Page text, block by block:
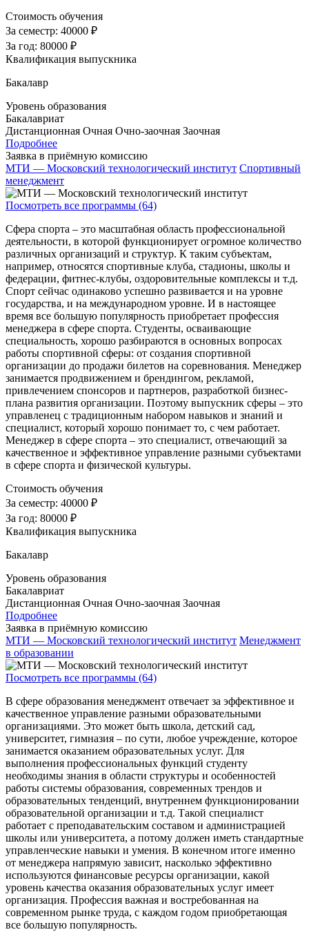
Стоимость обучения
За семестр: 40000 ₽
За год: 80000 ₽
Квалификация выпускника
Бакалавр
Уровень образования
Бакалавриат
Дистанционная Очная Очно-заочная Заочная
Подробнее
Заявка в приёмную комиссию
МТИ — Московский технологический институт Спортивный
менеджмент
Посмотреть все программы (64)
Сфера спорта – это масштабная область профессиональной
деятельности, в которой функционирует огромное количество
различных организаций и структур. К таким субъектам,
например, относятся спортивные клуба, стадионы, школы и
федерации, фитнес-клубы, оздоровительные комплексы и т.д.
Спорт сейчас одинаково успешно развивается и на уровне
государства, и на международном уровне. И в настоящее
время все большую популярность приобретает профессия
менеджера в сфере спорта. Студенты, осваивающие
специальность, хорошо разбираются в основных вопросах
работы спортивной сферы: от создания спортивной
организации до продажи билетов на соревнования. Менеджер
занимается продвижением и брендингом, рекламой,
привлечением спонсоров и партнеров, разработкой бизнес-
плана развития организации. Поэтому выпускник сферы – это
управленец с традиционным набором навыков и знаний и
специалист, который хорошо понимает то, с чем работает.
Менеджер в сфере спорта – это специалист, отвечающий за
качественное и эффективное управление разными субъектами
в сфере спорта и физической культуры.
Стоимость обучения
За семестр: 40000 ₽
За год: 80000 ₽
Квалификация выпускника
Бакалавр
Уровень образования
Бакалавриат
Дистанционная Очная Очно-заочная Заочная
Подробнее
Заявка в приёмную комиссию
МТИ — Московский технологический институт Менеджмент
в образовании
Посмотреть все программы (64)
В сфере образования менеджмент отвечает за эффективное и
качественное управление разными образовательными
организациями. Это может быть школа, детский сад,
университет, гимназия – по сути, любое учреждение, которое
занимается оказанием образовательных услуг. Для
выполнения профессиональных функций студенту
необходимы знания в области структуры и особенностей
работы системы образования, современных трендов и
образовательных тенденций, внутреннем функционировании
образовательной организации и т.д. Такой специалист
работает с преподавательским составом и администрацией
школы или университета, а потому должен иметь стандартные
управленческие навыки и умения. В конечном итоге именно
от менеджера напрямую зависит, насколько эффективно
используются финансовые ресурсы организации, какой
уровень качества оказания образовательных услуг имеет
организация. Профессия важная и востребованная на
современном рынке труда, с каждом годом приобретающая
все большую популярность.